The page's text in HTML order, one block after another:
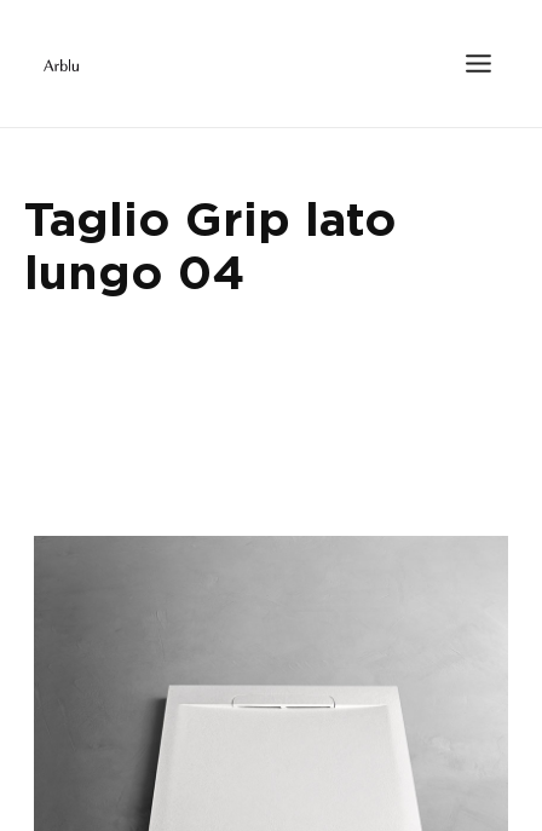
Taglio Grip lato
lungo 04